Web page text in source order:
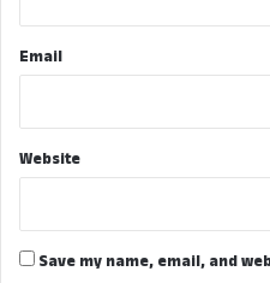
Email
Website
Save my name, email, and